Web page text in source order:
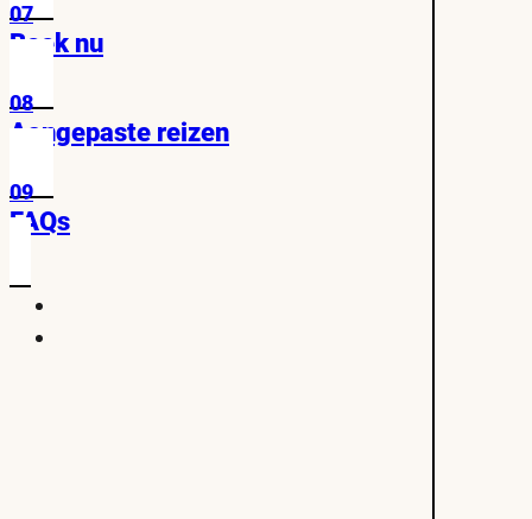
07
Boek nu
08
Aangepaste reizen
09
FAQs